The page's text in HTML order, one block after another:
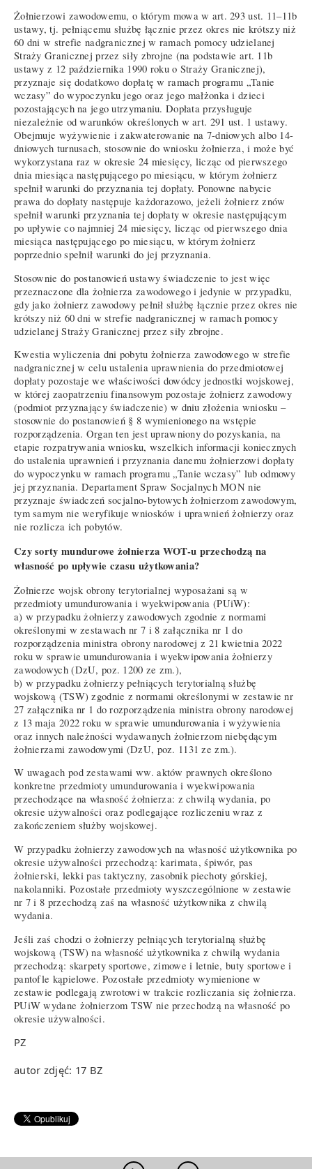
Żołnierzowi zawodowemu, o którym mowa w art. 293 ust. 11–11b
ustawy, tj. pełniącemu służbę łącznie przez okres nie krótszy niż
60 dni w strefie nadgranicznej w ramach pomocy udzielanej
Straży Granicznej przez siły zbrojne (na podstawie art. 11b
ustawy z 12 października 1990 roku o Straży Granicznej),
przyznaje się dodatkowo dopłatę w ramach programu „Tanie
wczasy” do wypoczynku jego oraz jego małżonka i dzieci
pozostających na jego utrzymaniu. Dopłata przysługuje
niezależnie od warunków określonych w art. 291 ust. 1 ustawy.
Obejmuje wyżywienie i zakwaterowanie na 7-dniowych albo 14-
dniowych turnusach, stosownie do wniosku żołnierza, i może być
wykorzystana raz w okresie 24 miesięcy, licząc od pierwszego
dnia miesiąca następującego po miesiącu, w którym żołnierz
spełnił warunki do przyznania tej dopłaty. Ponowne nabycie
prawa do dopłaty następuje każdorazowo, jeżeli żołnierz znów
spełnił warunki przyznania tej dopłaty w okresie następującym
po upływie co najmniej 24 miesięcy, licząc od pierwszego dnia
miesiąca następującego po miesiącu, w którym żołnierz
poprzednio spełnił warunki do jej przyznania.
Stosownie do postanowień ustawy świadczenie to jest więc
przeznaczone dla żołnierza zawodowego i jedynie w przypadku,
gdy jako żołnierz zawodowy pełnił służbę łącznie przez okres nie
krótszy niż 60 dni w strefie nadgranicznej w ramach pomocy
udzielanej Straży Granicznej przez siły zbrojne.
Kwestia wyliczenia dni pobytu żołnierza zawodowego w strefie
nadgranicznej w celu ustalenia uprawnienia do przedmiotowej
dopłaty pozostaje we właściwości dowódcy jednostki wojskowej,
w której zaopatrzeniu finansowym pozostaje żołnierz zawodowy
(podmiot przyznający świadczenie) w dniu złożenia wniosku –
stosownie do postanowień § 8 wymienionego na wstępie
rozporządzenia. Organ ten jest uprawniony do pozyskania, na
etapie rozpatrywania wniosku, wszelkich informacji koniecznych
do ustalenia uprawnień i przyznania danemu żołnierzowi dopłaty
do wypoczynku w ramach programu „Tanie wczasy” lub odmowy
jej przyznania. Departament Spraw Socjalnych MON nie
przyznaje świadczeń socjalno-bytowych żołnierzom zawodowym,
tym samym nie weryfikuje wniosków i uprawnień żołnierzy oraz
nie rozlicza ich pobytów.
Czy sorty mundurowe żołnierza WOT-u przechodzą na
własność po upływie czasu użytkowania?
Żołnierze wojsk obrony terytorialnej wyposażani są w
przedmioty umundurowania i wyekwipowania (PUiW):
a) w przypadku żołnierzy zawodowych zgodnie z normami
określonymi w zestawach nr 7 i 8 załącznika nr 1 do
rozporządzenia ministra obrony narodowej z 21 kwietnia 2022
roku w sprawie umundurowania i wyekwipowania żołnierzy
zawodowych (DzU, poz. 1200 ze zm.),
b) w przypadku żołnierzy pełniących terytorialną służbę
wojskową (TSW) zgodnie z normami określonymi w zestawie nr
27 załącznika nr 1 do rozporządzenia ministra obrony narodowej
z 13 maja 2022 roku w sprawie umundurowania i wyżywienia
oraz innych należności wydawanych żołnierzom niebędącym
żołnierzami zawodowymi (DzU, poz. 1131 ze zm.).
W uwagach pod zestawami ww. aktów prawnych określono
konkretne przedmioty umundurowania i wyekwipowania
przechodzące na własność żołnierza: z chwilą wydania, po
okresie używalności oraz podlegające rozliczeniu wraz z
zakończeniem służby wojskowej.
W przypadku żołnierzy zawodowych na własność użytkownika po
okresie używalności przechodzą: karimata, śpiwór, pas
żołnierski, lekki pas taktyczny, zasobnik piechoty górskiej,
nakolanniki. Pozostałe przedmioty wyszczególnione w zestawie
nr 7 i 8 przechodzą zaś na własność użytkownika z chwilą
wydania.
Jeśli zaś chodzi o żołnierzy pełniących terytorialną służbę
wojskową (TSW) na własność użytkownika z chwilą wydania
przechodzą: skarpety sportowe, zimowe i letnie, buty sportowe i
pantofle kąpielowe. Pozostałe przedmioty wymienione w
zestawie podlegają zwrotowi w trakcie rozliczania się żołnierza.
PUiW wydane żołnierzom TSW nie przechodzą na własność po
okresie używalności.
PZ
autor zdjęć: 17 BZ